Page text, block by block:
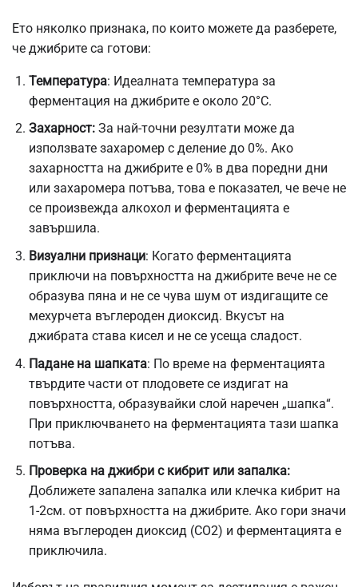
Ето няколко признака, по които можете да разберете,
че джибрите са готови:
Температура: Идеалната температура за
ферментация на джибрите е около 20°C.
Захарност: За най-точни резултати може да
използвате захаромер с деление до 0%. Ако
захарността на джибрите е 0% в два поредни дни
или захаромера потъва, това е показател, че вече не
се произвежда алкохол и ферментацията е
завършила.
Визуални признаци: Когато ферментацията
приключи на повърхността на джибрите вече не се
образува пяна и не се чува шум от издигащите се
мехурчета въглероден диоксид. Вкусът на
джибрата става кисел и не се усеща сладост.
Падане на шапката: По време на ферментацията
твърдите части от плодовете се издигат на
повърхността, образувайки слой наречен „шапка“.
При приключването на ферментацията тази шапка
потъва.
Проверка на джибри с кибрит или запалка:
Доближете запалена запалка или клечка кибрит на
1-2см. от повърхността на джибрите. Ако гори значи
няма въглероден диоксид (СО2) и ферментацията е
приключила.